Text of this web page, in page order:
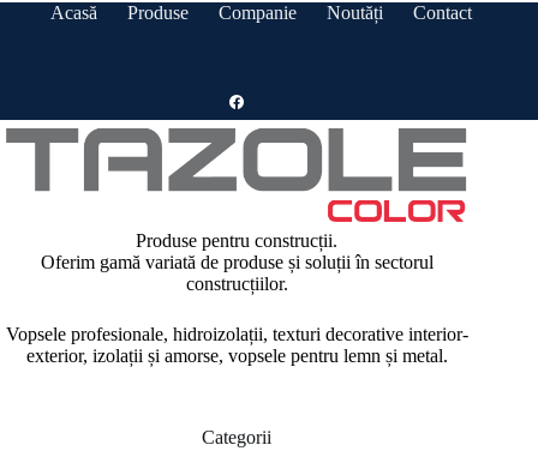
Acasă Produse Companie Noutăți Contact
Produse pentru construcții.
Oferim gamă variată de produse și soluții în sectorul
construcțiilor.
Vopsele profesionale, hidroizolații, texturi decorative interior-
exterior, izolații și amorse, vopsele pentru lemn și metal.
Categorii